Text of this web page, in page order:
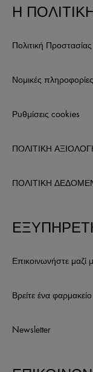
Η
Πολιτική
Νομικές πληροφορίες
Ρυθμίσεις cookies
ΠΟΛΙΤΙΚΗ
ΠΟΛΙΤΙΚΗ
Επικοινωνήστε μαζί
Βρείτε ένα φαρμακείο
Newsletter